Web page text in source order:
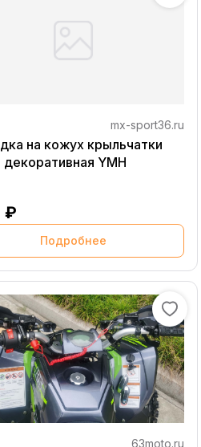
mx-sport36.ru
на кожух крыльчатки
YMH
₽
Подробнее
63moto.ru